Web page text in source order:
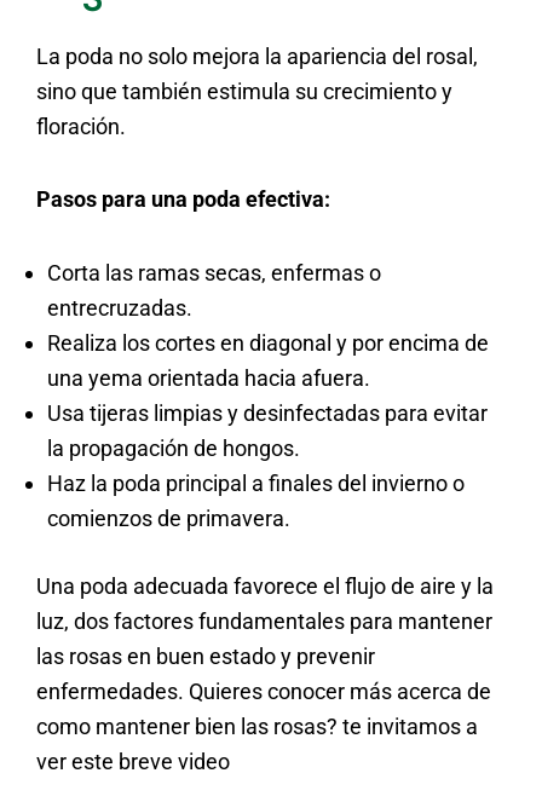
La poda no solo mejora la apariencia del rosal,
sino que también estimula su crecimiento y
floración.
Pasos para una poda efectiva:
Corta las ramas secas, enfermas o
entrecruzadas.
Realiza los cortes en diagonal y por encima de
una yema orientada hacia afuera.
Usa tijeras limpias y desinfectadas para evitar
la propagación de hongos.
Haz la poda principal a finales del invierno o
comienzos de primavera.
Una poda adecuada favorece el flujo de aire y la
luz, dos factores fundamentales para mantener
las rosas en buen estado y prevenir
enfermedades. Quieres conocer más acerca de
como mantener bien las rosas? te invitamos a
ver este breve video